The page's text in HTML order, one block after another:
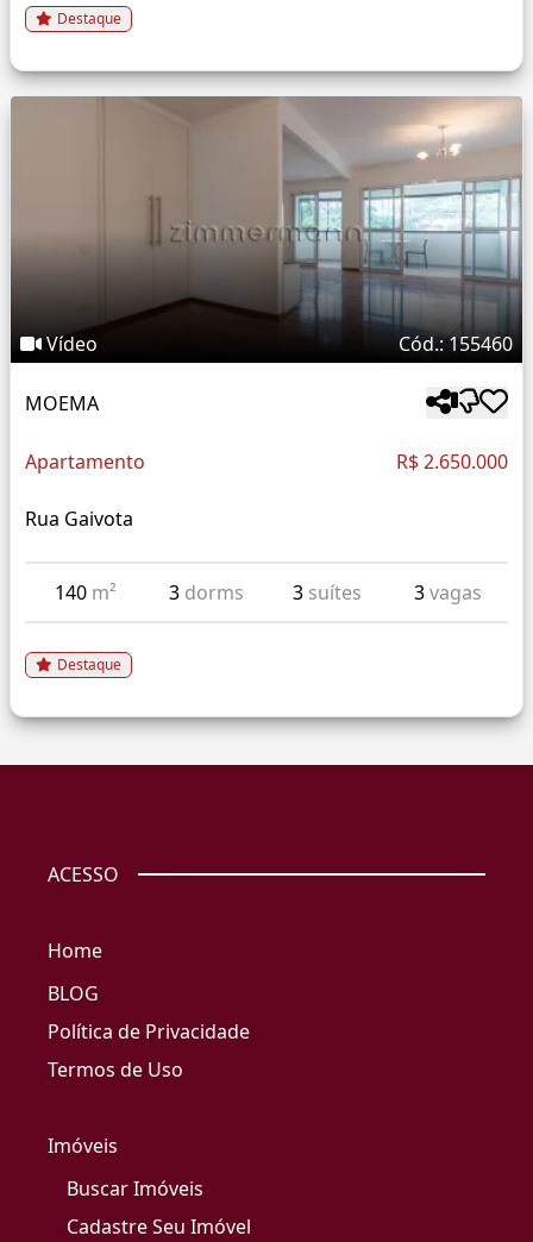
Destaque
Vídeo Cód.: 155460
MOEMA
Apartamento R$ 2.650.000
Rua Gaivota
140 m² 3 dorms 3 suítes 3vagas
Destaque
ACESSO
Home
BLOG
Política de Privacidade
Termos de Uso
Imóveis
Buscar Imóveis
Cadastre Seu Imóvel